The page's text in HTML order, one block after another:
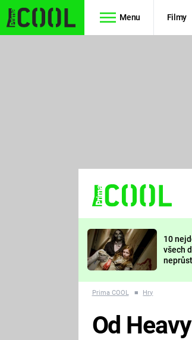
Menu Filmy
TŘESKU
FUTURAMA
10
všech
nejvíc
Prima COOL ■ Hry
Od